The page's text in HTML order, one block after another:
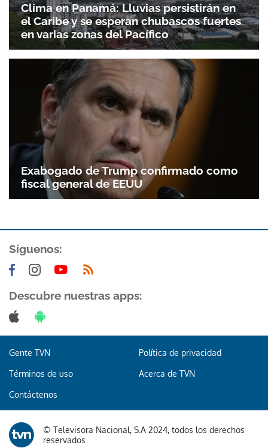
Clima en Panamá: Lluvias persistirán en
el Caribe y se esperan chubascos fuertes
en varias zonas del Pacífico
Exabogado de Trump confirmado como
fiscal general de EEUU
Síguenos:
Descubre nuestras apps:
Gente TVN Política de privacidad
Términos de uso Acerca de TVN
Contáctenos
© Televisora Nacional, S.A 2024, todos los derechos
reservados